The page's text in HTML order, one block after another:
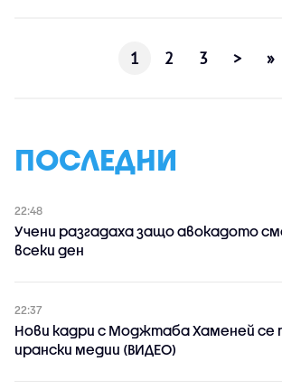
1 2 3 > »
ПОСЛЕДНИ
22:48
Учени разгадаха защо авокадото
всеки ден
22:37
Нови кадри с Моджтаба Хаменей се
ирански медии (ВИДЕО)